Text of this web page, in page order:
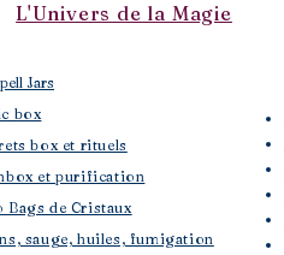
L'Univers de la Magie
Jars
box
box et rituels
et purification
Bags de Cristaux
sauge, huiles, fumigation